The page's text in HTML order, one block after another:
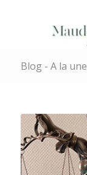
Blog - A la une